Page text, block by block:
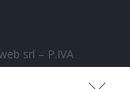
srl – P.IVA